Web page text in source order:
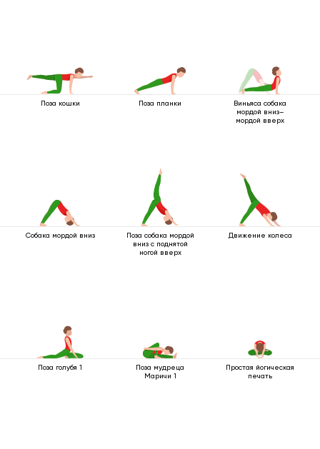
Поза кошки Поза планки
Виньяса собака
мордой вниз–
мордой вверх
Собака мордой вниз
Поза собака мордой
вниз с поднятой
ногой вверх
Движение колеса
Поза голубя 1
Поза мудреца
Маричи 1
Простая йогическая
печать